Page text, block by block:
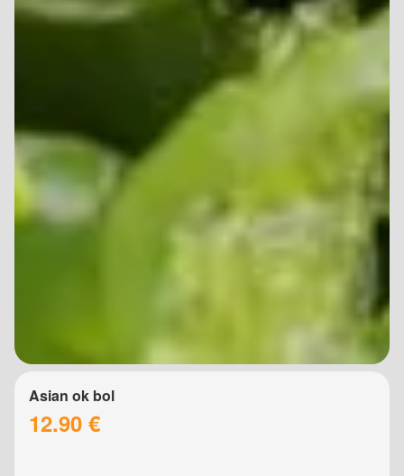
Asian ok bol
12.90 €